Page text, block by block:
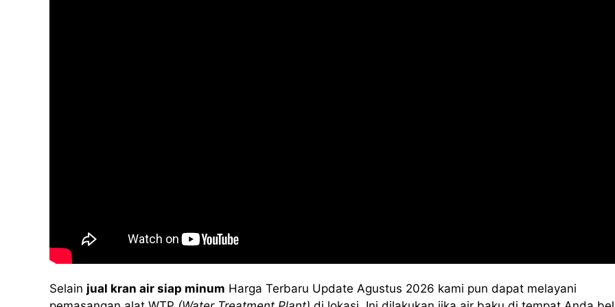
Selain jual kran air siap minum Harga Terbaru Update Agustus 2026 kami pun dapat melayani